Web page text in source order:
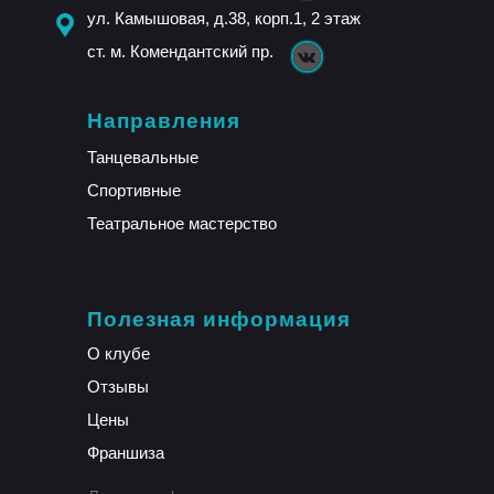
ул. Камышовая, д.38, корп.1, 2 этаж
ст. м. Комендантский пр.
Направления
Танцевальные
Спортивные
Театральное мастерство
Полезная информация
О клубе
Отзывы
Цены
Франшиза